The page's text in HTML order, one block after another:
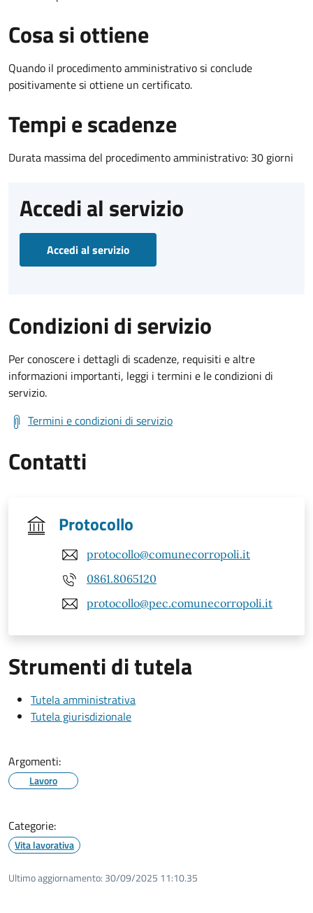
Cosa si ottiene
Quando il procedimento amministrativo si conclude
positivamente si ottiene un certificato.
Tempi e scadenze
Durata massima del procedimento amministrativo: 30 giorni
Accedi al servizio
Accedi al servizio
Condizioni di servizio
Per conoscere i dettagli di scadenze, requisiti e altre
informazioni importanti, leggi i termini e le condizioni di
servizio.
Termini e condizioni di servizio
Contatti
Protocollo
protocollo@comunecorropoli.it
0861.8065120
protocollo@pec.comunecorropoli.it
Strumenti di tutela
Tutela amministrativa
Tutela giurisdizionale
Argomenti:
Lavoro
Categorie:
Vita lavorativa
Ultimo aggiornamento: 30/09/2025 11:10.35